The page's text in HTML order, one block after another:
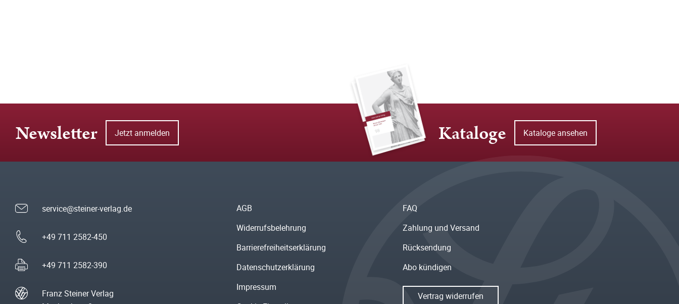
Newsletter Jetzt anmelden Kataloge Kataloge ansehen
service@steiner-verlag.de
+49 711 2582-450
+49 711 2582-390
Franz Steiner Verlag
AGB
Widerrufsbelehrung
Barrierefreiheitserklärung
Datenschutzerklärung
Impressum
FAQ
Zahlung und Versand
Rücksendung
Abo kündigen
Vertrag widerrufen